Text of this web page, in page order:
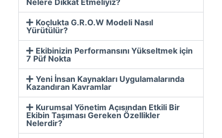
Nelere Dikkat Etmeliyiz?
Koçlukta G.R.O.W Modeli Nasıl
Yürütülür?
Ekibinizin Performansını Yükseltmek için
7 Püf Nokta
Yeni İnsan Kaynakları Uygulamalarında
Kazandıran Kavramlar
Kurumsal Yönetim Açısından Etkili Bir
Ekibin Taşıması Gereken Özellikler
Nelerdir?